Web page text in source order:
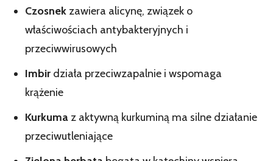
Czosnek zawiera alicynę, związek o
właściwościach antybakteryjnych i
przeciwwirusowych
Imbir działa przeciwzapalnie i wspomaga
krążenie
Kurkuma z aktywną kurkuminą ma silne działanie
przeciwutleniające